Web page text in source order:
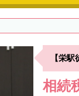
【栄
相続